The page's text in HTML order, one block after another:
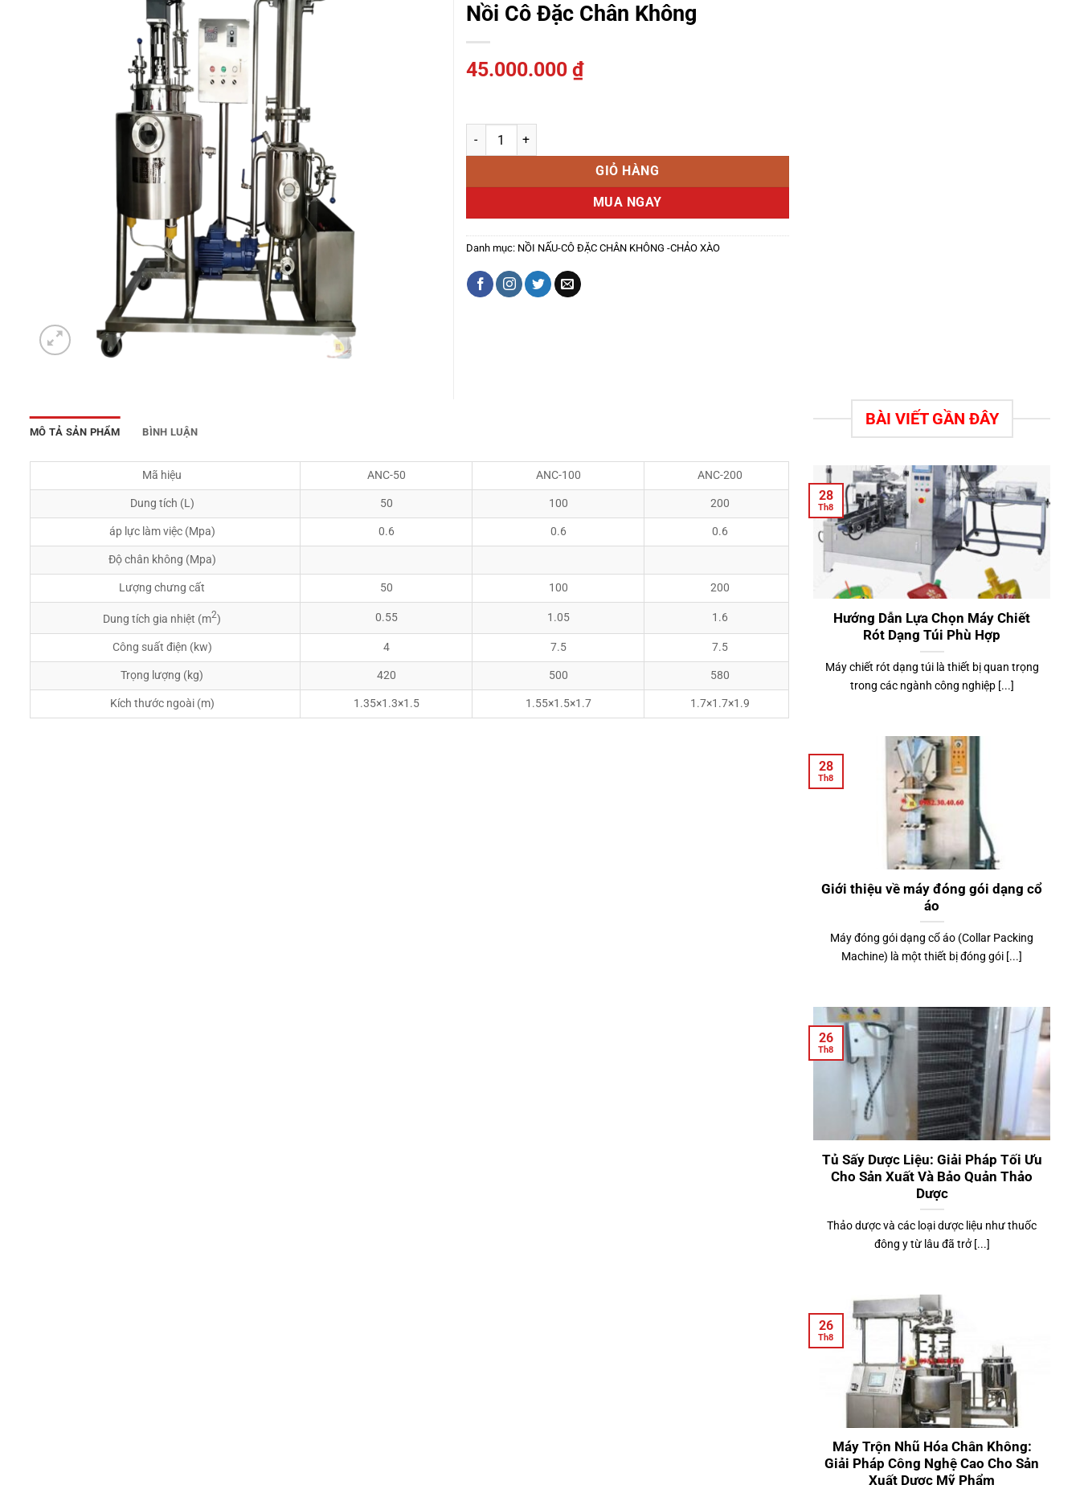
Nồi Cô Đặc Chân Không
45.000.000 ₫
Nồi cô đặc chân không số lượng
GIỎ HÀNG
MUA NGAY
Danh mục: NỒI NẤU-CÔ ĐẶC CHÂN KHÔNG -CHẢO XÀO
MÔ TẢ SẢN PHẨM BÌNH LUẬN
Mã hiệu ANC-50 ANC-100 ANC-200
Dung tích (L) 50 100 200
áp lực làm việc (Mpa) 0.6 0.6 0.6
Độ chân không (Mpa)
Lượng chưng cất 50 100 200
Dung tích gia nhiệt (m2) 0.55 1.05 1.6
Công suất điện (kw) 4 7.5 7.5
Trọng lượng (kg) 420 500 580
Kích thước ngoài (m) 1.35×1.3×1.5 1.55×1.5×1.7 1.7×1.7×1.9
BÀI VIẾT GẦN ĐÂY
Hướng Dẫn Lựa Chọn Máy Chiết
Rót Dạng Túi Phù Hợp
Máy chiết rót dạng túi là thiết bị quan trọng
trong các ngành công nghiệp [...]
28
Th8
Giới thiệu về máy đóng gói dạng cổ
áo
Máy đóng gói dạng cổ áo (Collar Packing
Machine) là một thiết bị đóng gói [...]
28
Th8
Tủ Sấy Dược Liệu: Giải Pháp Tối Ưu
Cho Sản Xuất Và Bảo Quản Thảo
Dược
Thảo dược và các loại dược liệu như thuốc
đông y từ lâu đã trở [...]
26
Th8
Máy Trộn Nhũ Hóa Chân Không:
Giải Pháp Công Nghệ Cao Cho Sản
Xuất Dược Mỹ Phẩm
26
Th8